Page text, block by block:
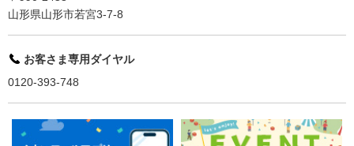
山形県山形市若宮3-7-8
お客さま専用ダイヤル
0120-393-748